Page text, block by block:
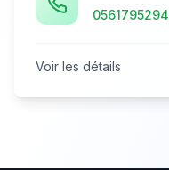
0561795294
Voir les détails